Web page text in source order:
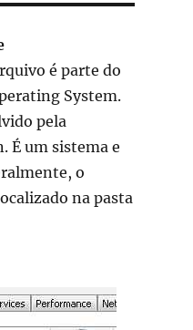
é parte do
System.
pela
É um sistema e
o
na pasta